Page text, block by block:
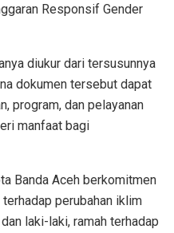
Responsif Gender
diukur dari tersusunnya
dokumen tersebut dapat
program, dan pelayanan
manfaat bagi
Banda Aceh berkomitmen
perubahan iklim
laki-laki, ramah terhadap